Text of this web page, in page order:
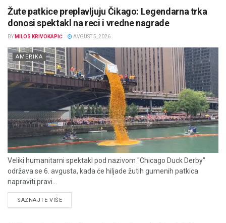
Žute patkice preplavljuju Čikago: Legendarna trka
donosi spektakl na reci i vredne nagrade
BY MILOS KRIVOKAPIĆ AVGUST 5, 2026
AMERIKA
Veliki humanitarni spektakl pod nazivom "Chicago Duck Derby"
održava se 6. avgusta, kada će hiljade žutih gumenih patkica
napraviti pravi...
SAZNAJTE VIŠEDETAILS